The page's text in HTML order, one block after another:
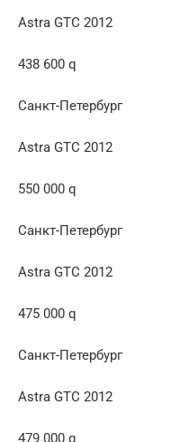
Astra GTC 2012
438 600 q
Санкт-Петербург
Astra GTC 2012
550 000 q
Санкт-Петербург
Astra GTC 2012
475 000 q
Санкт-Петербург
Astra GTC 2012
479 000 q